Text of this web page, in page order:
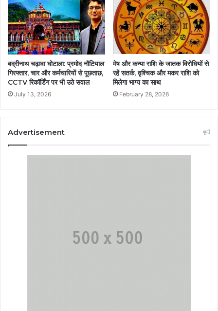
बद्रीनाथ चढ़ावा घोटाला: प्रमोद नौटियाल
गिरफ्तार, चार और कर्मचारियों से पूछताछ,
CCTV रिकॉर्डिंग पर भी उठे सवाल
July 13, 2026
मेष और कन्या राशि के जातक विरोधियों से
रहें सतर्क, वृश्चिक और मकर राशि को
मिलेगा भाग्य का साथ
February 28, 2026
Advertisement